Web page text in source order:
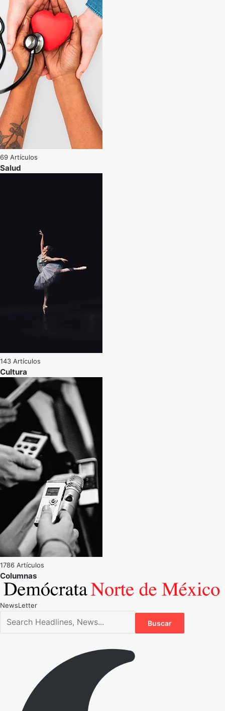
69 Artículos
Salud
143 Artículos
Cultura
1786 Artículos
NewsLetter